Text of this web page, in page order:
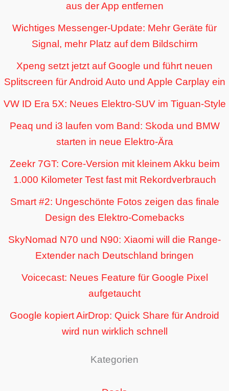
aus der App entfernen
Wichtiges Messenger-Update: Mehr Geräte für
Signal, mehr Platz auf dem Bildschirm
Xpeng setzt jetzt auf Google und führt neuen
Splitscreen für Android Auto und Apple Carplay ein
VW ID Era 5X: Neues Elektro-SUV im Tiguan-Style
Peaq und i3 laufen vom Band: Skoda und BMW
starten in neue Elektro-Ära
Zeekr 7GT: Core-Version mit kleinem Akku beim
1.000 Kilometer Test fast mit Rekordverbrauch
Smart #2: Ungeschönte Fotos zeigen das finale
Design des Elektro-Comebacks
SkyNomad N70 und N90: Xiaomi will die Range-
Extender nach Deutschland bringen
Voicecast: Neues Feature für Google Pixel
aufgetaucht
Google kopiert AirDrop: Quick Share für Android
wird nun wirklich schnell
Kategorien